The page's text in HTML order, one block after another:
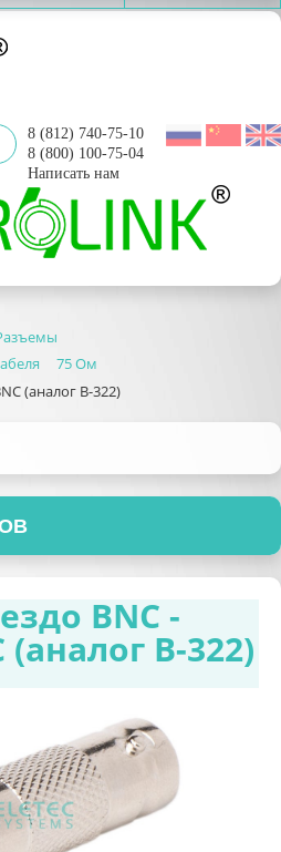
8 (812) 740-75-10
8 (800) 100-75-04
Написать нам
75 Ом
(аналог B-322)
BNC -
(аналог B-322)